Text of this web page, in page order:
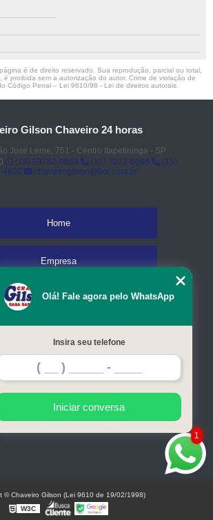
é de direito reservado. Sua reprodução, parcial ou total,
é proibida sem a autorização do autor. Crime de violação de
Código Penal – Lei 9610/98 - Lei de direitos autorais
Gilson Chaveiro 24 horas
José Leme, 751 - Centro Itapetininga - SP
(15) 99782-0869 (15) 3272-6086
(15)
4600
chaveirogilson@bol.com.br
Home
Empresa
Missão
Serviços
Contato
Mapa do site
1
Olá! Fale agora pelo WhatsApp
Insira seu telefone
Iniciar conversa
© Chaveiro Gilson (Lei 9610 de 19/02/1998)
W3C